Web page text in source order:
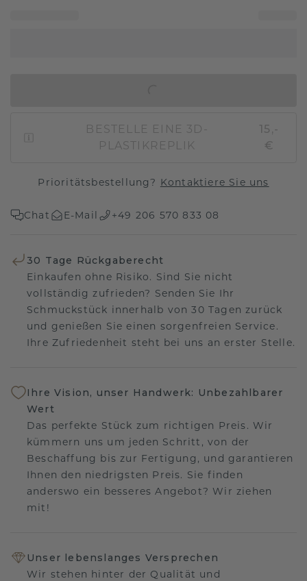
BESTELLE EINE 3D-
PLASTIKREPLIK
15,-
€
Prioritätsbestellung? Kontaktiere Sie uns
Chat E-Mail +49 206 570 833 08
30 Tage Rückgaberecht
Einkaufen ohne Risiko. Sind Sie nicht
vollständig zufrieden? Senden Sie Ihr
Schmuckstück innerhalb von 30 Tagen zurück
und genießen Sie einen sorgenfreien Service.
Ihre Zufriedenheit steht bei uns an erster Stelle.
Ihre Vision, unser Handwerk: Unbezahlbarer
Wert
Das perfekte Stück zum richtigen Preis. Wir
kümmern uns um jeden Schritt, von der
Beschaffung bis zur Fertigung, und garantieren
Ihnen den niedrigsten Preis. Sie finden
anderswo ein besseres Angebot? Wir ziehen
mit!
Unser lebenslanges Versprechen
Wir stehen hinter der Qualität und